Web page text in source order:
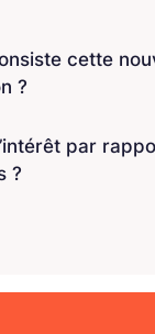
cette
?
par
?